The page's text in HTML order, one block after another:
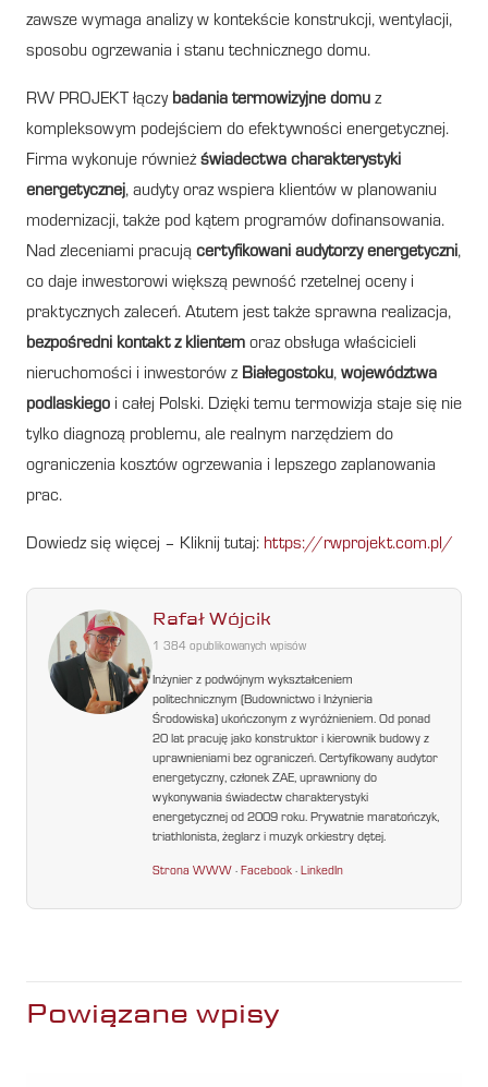
zawsze wymaga analizy w kontekście konstrukcji, wentylacji,
sposobu ogrzewania i stanu technicznego domu.
RW PROJEKT łączy badania termowizyjne domu z
kompleksowym podejściem do efektywności energetycznej.
Firma wykonuje również świadectwa charakterystyki
energetycznej, audyty oraz wspiera klientów w planowaniu
modernizacji, także pod kątem programów dofinansowania.
Nad zleceniami pracują certyfikowani audytorzy energetyczni,
co daje inwestorowi większą pewność rzetelnej oceny i
praktycznych zaleceń. Atutem jest także sprawna realizacja,
bezpośredni kontakt z klientem oraz obsługa właścicieli
nieruchomości i inwestorów z Białegostoku, województwa
podlaskiego i całej Polski. Dzięki temu termowizja staje się nie
tylko diagnozą problemu, ale realnym narzędziem do
ograniczenia kosztów ogrzewania i lepszego zaplanowania
prac.
Dowiedz się więcej – Kliknij tutaj: https://rwprojekt.com.pl/
Rafał Wójcik
1 384 opublikowanych wpisów
Inżynier z podwójnym wykształceniem
politechnicznym (Budownictwo i Inżynieria
Środowiska) ukończonym z wyróżnieniem. Od ponad
20 lat pracuję jako konstruktor i kierownik budowy z
uprawnieniami bez ograniczeń. Certyfikowany audytor
energetyczny, członek ZAE, uprawniony do
wykonywania świadectw charakterystyki
energetycznej od 2009 roku. Prywatnie maratończyk,
triathlonista, żeglarz i muzyk orkiestry dętej.
Strona WWW ·Facebook ·LinkedIn
Powiązane wpisy